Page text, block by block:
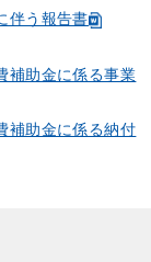
伴う報告書
助金に係る事業
助金に係る納付